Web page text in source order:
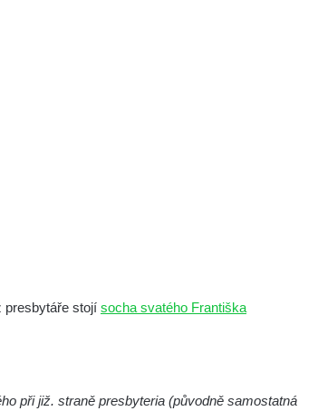
presbytáře stojí socha svatého Františka
při již. straně presbyteria (původně samostatná